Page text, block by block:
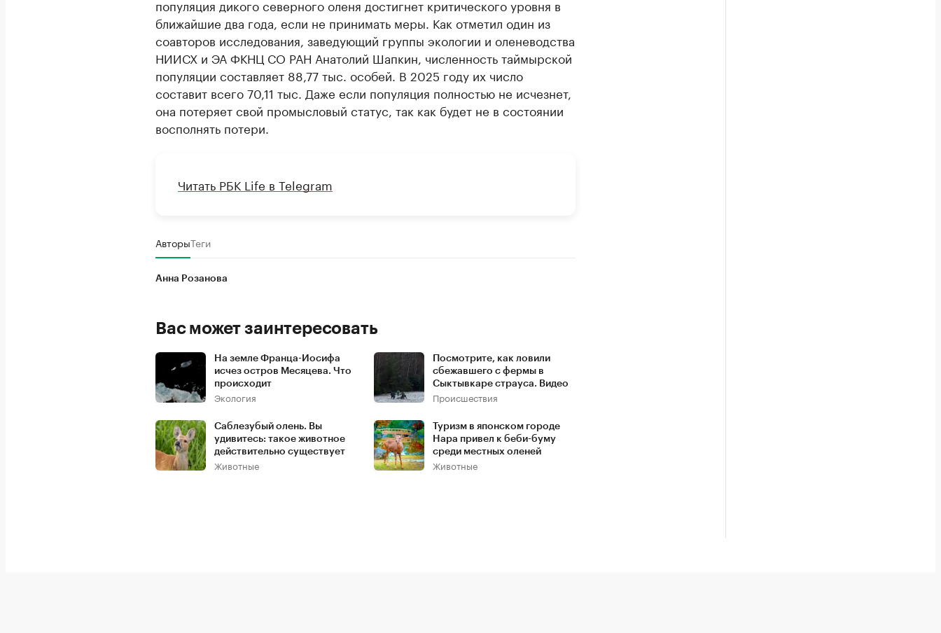
популяция дикого северного оленя достигнет критического уровня в
ближайшие два года, если не принимать меры. Как отметил один из
соавторов исследования, заведующий группы экологии и оленеводства
НИИСХ и ЭА ФКНЦ СО РАН Анатолий Шапкин, численность таймырской
популяции составляет 88,77 тыс. особей. В 2025 году их число
составит всего 70,11 тыс. Даже если популяция полностью не исчезнет,
она потеряет свой промысловый статус, так как будет не в состоянии
восполнять потери.
Читать РБК Life в Telegram
АвторыТеги
Анна Розанова
Вас может заинтересовать
На земле Франца-Иосифа
исчез остров Месяцева. Что
происходит
Экология
Посмотрите, как ловили
сбежавшего с фермы в
Сыктывкаре страуса. Видео
Происшествия
Cаблезубый олень. Вы
удивитесь: такое животное
действительно существует
Животные
Туризм в японском городе
Нара привел к беби-буму
среди местных оленей
Животные